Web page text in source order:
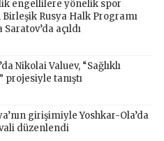
engellilere yönelik spor
Birleşik Rusya Halk Programı
açıldı
Nikolai Valuev, “Sağlıklı
projesiyle tanıştı
girişimiyle Yoshkar-Ola’da
düzenlendi